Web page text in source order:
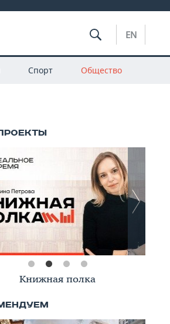
EN
Спорт Общество
Книжная полка